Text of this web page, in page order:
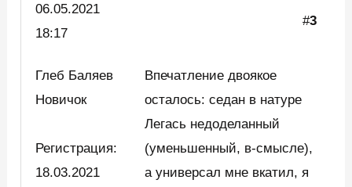
06.05.2021
18:17
#3
Глеб Баляев
Новичок
Регистрация:
18.03.2021
Впечатление двоякое
осталось: седан в натуре
Легась недоделанный
(уменьшенный, в-смысле),
а универсал мне вкатил, я